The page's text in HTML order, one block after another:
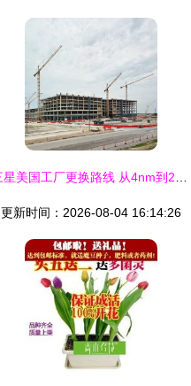
更新时间：2026-08-04 16:14:26